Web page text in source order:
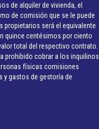
de alquiler de vivienda, el
de comisión que se le puede
propietarios será el equivalente
quince centésimos por ciento
total del respectivo contrato.
prohibido cobrar a los inquilinos
físicas comisiones
y gastos de gestoría de